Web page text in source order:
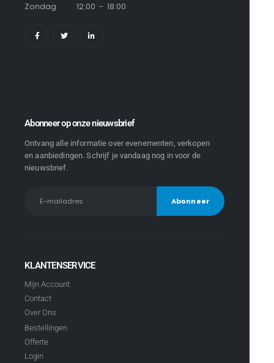
Zondag 12:00 - 18:00
Abonneer op onze nieuwsbrief
Ontvang alle informatie over evenementen, verkopen
en aanbiedingen. Schrijf je vandaag nog in voor de
nieuwsbrief.
KLANTENSERVICE
Mijn Account
Contact
Over Ons
Bestellingen
Offerte
Login